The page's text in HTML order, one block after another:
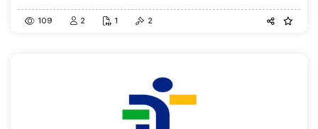
109 2 1 2